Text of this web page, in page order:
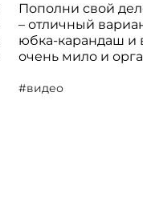
Пополни свой
– отличный
юбка-карандаш и
очень мило и
#видео